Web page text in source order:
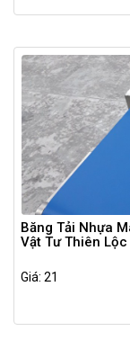
Băng Tải Nhựa
Vật Tư Thiên
Giá: 21